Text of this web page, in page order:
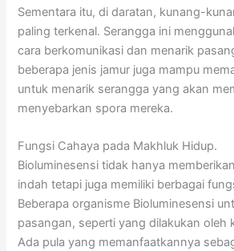
Sementara itu, di daratan, kunang-
paling terkenal. Serangga ini
cara berkomunikasi dan menarik
beberapa jenis jamur juga mampu
untuk menarik serangga yang akan
menyebarkan spora mereka.
Fungsi Cahaya pada Makhluk Hidup.
Bioluminesensi tidak hanya
indah tetapi juga memiliki berbagai
Beberapa organisme Bioluminesensi
pasangan, seperti yang dilakukan oleh
Ada pula yang memanfaatkannya